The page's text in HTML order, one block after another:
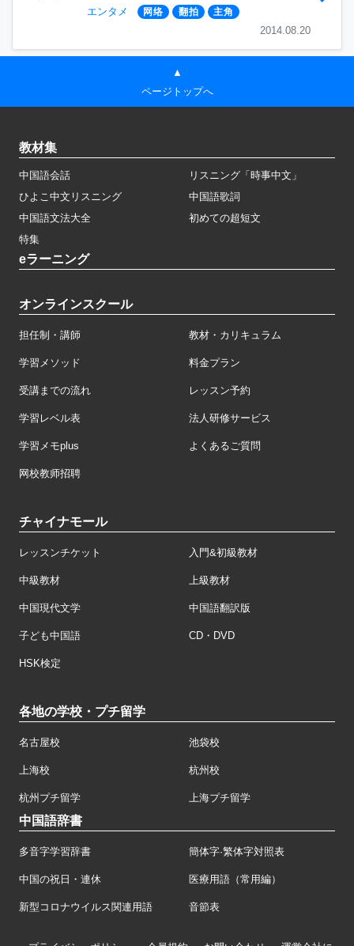
エンタメ 网络 翻拍 主角
2014.08.20
▲
ページトップへ
教材集
中国語会話
リスニング「時事中文」
ひよこ中文リスニング
中国語歌詞
中国語文法大全
初めての超短文
特集
eラーニング
オンラインスクール
担任制・講師 教材・カリキュラム
学習メソッド 料金プラン
受講までの流れ レッスン予約
学習レベル表 法人研修サービス
学習メモplus よくあるご質問
网校教师招聘
チャイナモール
レッスンチケット 入門&初級教材
中級教材 上級教材
中国現代文学 中国語翻訳版
子ども中国語 CD・DVD
HSK検定
各地の学校・プチ留学
名古屋校 池袋校
上海校 杭州校
杭州プチ留学 上海プチ留学
中国語辞書
多音字学習辞書 簡体字·繁体字対照表
中国の祝日・連休 医療用語（常用編）
新型コロナウイルス関連用語 音節表